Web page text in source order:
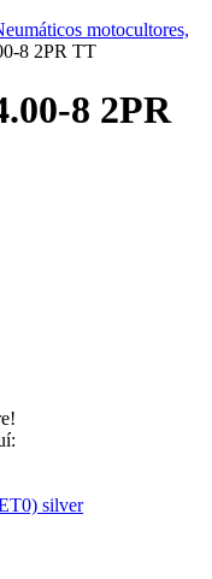
motocultores,
8 2PR TT
8 2PR
silver